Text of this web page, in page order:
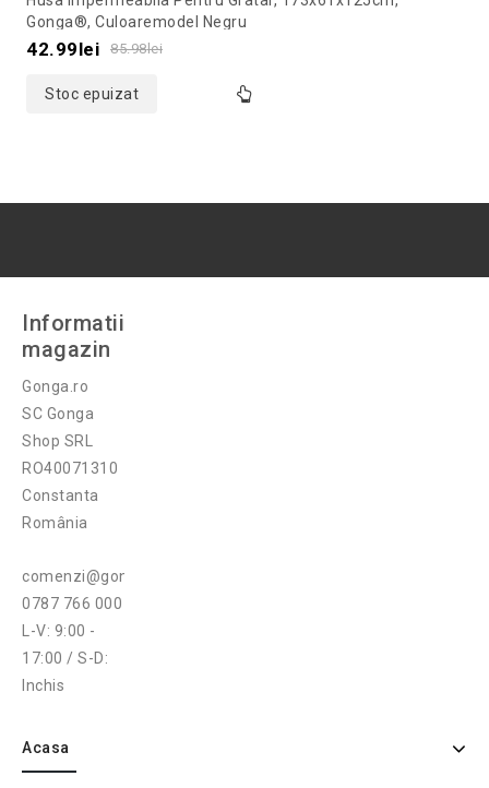
out
of
Gonga®, Culoaremodel Negru
85.98lei
42.99lei
Stoc epuizat
Informatii
magazin
Gonga.ro
SC Gonga
Shop SRL
RO40071310
Constanta
România
comenzi@gonga.ro
0787 766 000
L-V: 9:00 -
17:00 / S-D:
Inchis
Acasa